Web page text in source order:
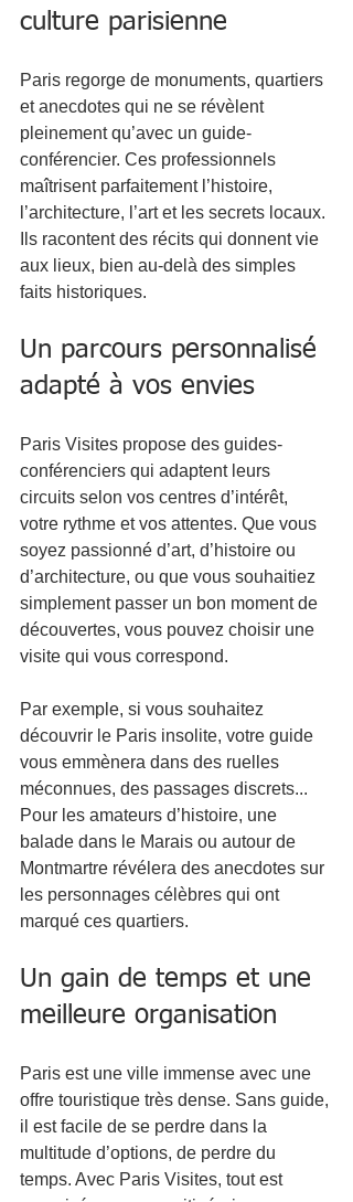
culture parisienne
Paris regorge de monuments, quartiers
et anecdotes qui ne se révèlent
pleinement qu’avec un guide-
conférencier. Ces professionnels
maîtrisent parfaitement l’histoire,
l’architecture, l’art et les secrets locaux.
Ils racontent des récits qui donnent vie
aux lieux, bien au-delà des simples
faits historiques.
Un parcours personnalisé
adapté à vos envies
Paris Visites propose des guides-
conférenciers qui adaptent leurs
circuits selon vos centres d’intérêt,
votre rythme et vos attentes. Que vous
soyez passionné d’art, d’histoire ou
d’architecture, ou que vous souhaitiez
simplement passer un bon moment de
découvertes, vous pouvez choisir une
visite qui vous correspond.
Par exemple, si vous souhaitez
découvrir le Paris insolite, votre guide
vous emmènera dans des ruelles
méconnues, des passages discrets...
Pour les amateurs d’histoire, une
balade dans le Marais ou autour de
Montmartre révélera des anecdotes sur
les personnages célèbres qui ont
marqué ces quartiers.
Un gain de temps et une
meilleure organisation
Paris est une ville immense avec une
offre touristique très dense. Sans guide,
il est facile de se perdre dans la
multitude d’options, de perdre du
temps. Avec Paris Visites, tout est